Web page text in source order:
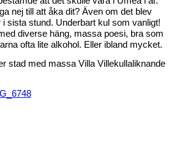
nej till att åka dit? Även om det blev
i sista stund. Underbart kul som vanligt!
diverse häng, massa poesi, bra som
ofta lite alkohol. Eller ibland mycket.
stad med massa Villa Villekullaliknande